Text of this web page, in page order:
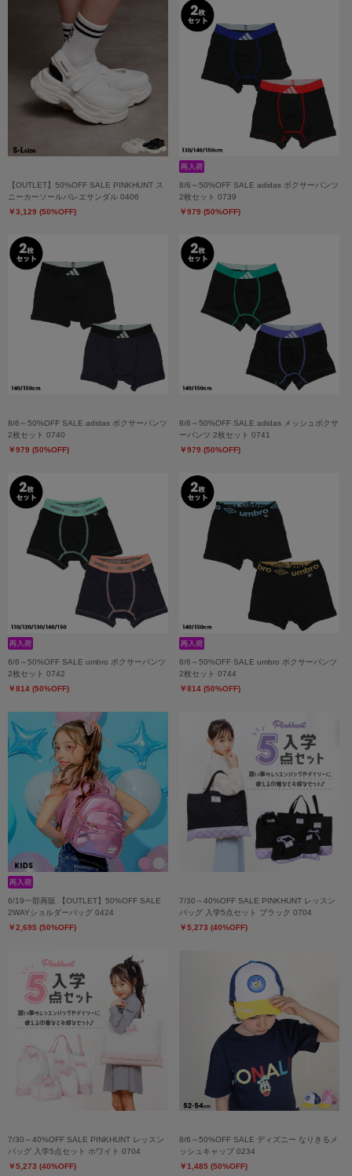
【OUTLET】50%OFF SALE PINKHUNT ス
ニーカーソールバレエサンダル 0406
￥3,129 (50%OFF)
8/6～50%OFF SALE adidas ボクサーパンツ
2枚セット 0739
￥979 (50%OFF)
8/6～50%OFF SALE adidas ボクサーパンツ
2枚セット 0740
￥979 (50%OFF)
8/6～50%OFF SALE adidas メッシュボクサ
ーパンツ 2枚セット 0741
￥979 (50%OFF)
8/6～50%OFF SALE umbro ボクサーパンツ
2枚セット 0742
￥814 (50%OFF)
8/6～50%OFF SALE umbro ボクサーパンツ
2枚セット 0744
￥814 (50%OFF)
6/19一部再販 【OUTLET】50%OFF SALE
2WAYショルダーバッグ 0424
￥2,695 (50%OFF)
7/30～40%OFF SALE PINKHUNT レッスン
バッグ 入学5点セット ブラック 0704
￥5,273 (40%OFF)
7/30～40%OFF SALE PINKHUNT レッスン
バッグ 入学5点セット ホワイト 0704
￥5,273 (40%OFF)
8/6～50%OFF SALE ディズニー なりきるメ
ッシュキャップ 0234
￥1,485 (50%OFF)